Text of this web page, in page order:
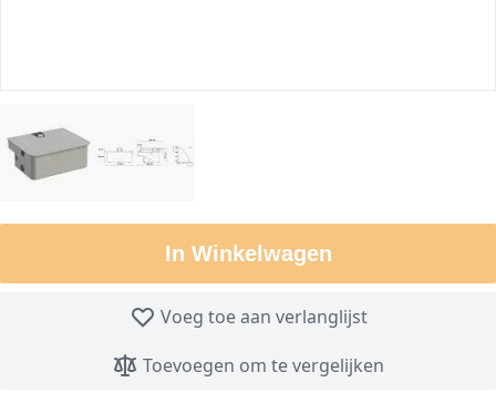
In Winkelwagen
Voeg toe aan verlanglijst
Toevoegen om te vergelijken